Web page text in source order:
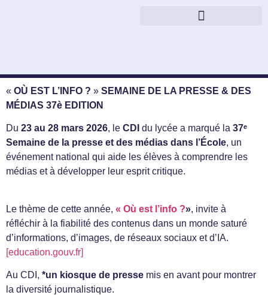
« OÙ EST L’INFO ? » SEMAINE DE LA PRESSE & DES
MÉDIAS 37è EDITION
Du 23 au 28 mars 2026, le CDI du lycée a marqué la 37ᵉ
Semaine de la presse et des médias dans l’École, un
événement national qui aide les élèves à comprendre les
médias et à développer leur esprit critique.
Le thème de cette année, « Où est l’info ?», invite à
réfléchir à la fiabilité des contenus dans un monde saturé
d’informations, d’images, de réseaux sociaux et d’IA.
[education.gouv.fr]
Au CDI, *un kiosque de presse mis en avant pour montrer
la diversité journalistique.